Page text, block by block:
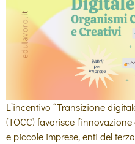
L’incentivo “Transizione
(TOCC) favorisce
e piccole imprese, enti del